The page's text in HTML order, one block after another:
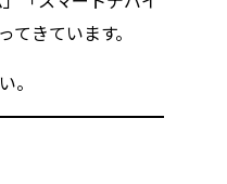
きています。
。